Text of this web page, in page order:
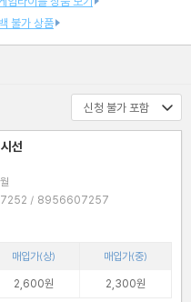
불가 상품
선
ISBN : 9788956607252 / 8956607257
매입가(상)
매입가(중)
2,600원 2,300원